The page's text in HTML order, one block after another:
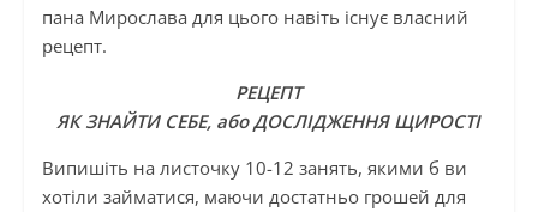
пана Мирослава для цього навіть існує власний
рецепт.
РЕЦЕПТ
ЯК ЗНАЙТИ СЕБЕ, або ДОСЛІДЖЕННЯ ЩИРОСТІ
Випишіть на листочку 10-12 занять, якими б ви
хотіли займатися, маючи достатньо грошей для